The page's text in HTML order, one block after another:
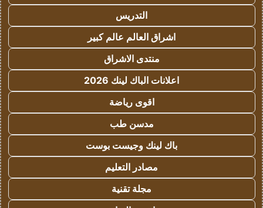
التدريس
اشراق العالم عالم كبير
منتدى الاشراق
اعلانات الباك لينك 2026
اقوى رياضة
مدسن طب
باك لينك وجيست بوست
مصادر التعليم
مجلة تقنية